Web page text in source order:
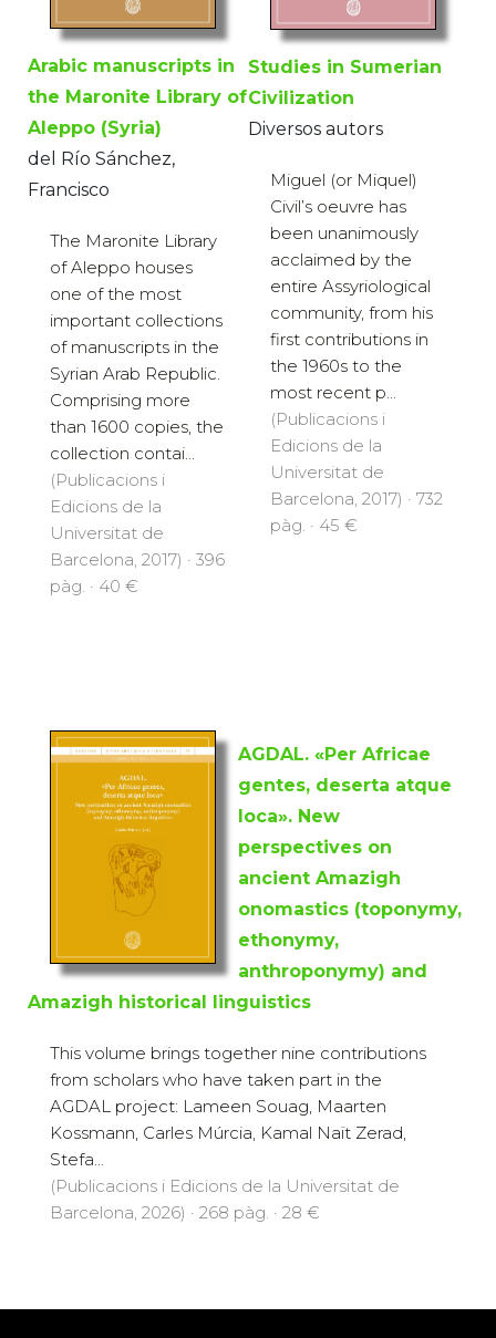
Arabic manuscripts in
the Maronite Library of
Aleppo (Syria)
del Río Sánchez,
Francisco
The Maronite Library
of Aleppo houses
one of the most
important collections
of manuscripts in the
Syrian Arab Republic.
Comprising more
than 1600 copies, the
collection contai...
(Publicacions i
Edicions de la
Universitat de
Barcelona, 2017) · 396
pàg. · 40 €
Studies in Sumerian
Civilization
Diversos autors
Miguel (or Miquel)
Civil’s oeuvre has
been unanimously
acclaimed by the
entire Assyriological
community, from his
first contributions in
the 1960s to the
most recent p...
(Publicacions i
Edicions de la
Universitat de
Barcelona, 2017) · 732
pàg. · 45 €
AGDAL. «Per Africae
gentes, deserta atque
loca». New
perspectives on
ancient Amazigh
onomastics (toponymy,
ethonymy,
anthroponymy) and
Amazigh historical linguistics
This volume brings together nine contributions
from scholars who have taken part in the
AGDAL project: Lameen Souag, Maarten
Kossmann, Carles Múrcia, Kamal Naït Zerad,
Stefa...
(Publicacions i Edicions de la Universitat de
Barcelona, 2026) · 268 pàg. · 28 €